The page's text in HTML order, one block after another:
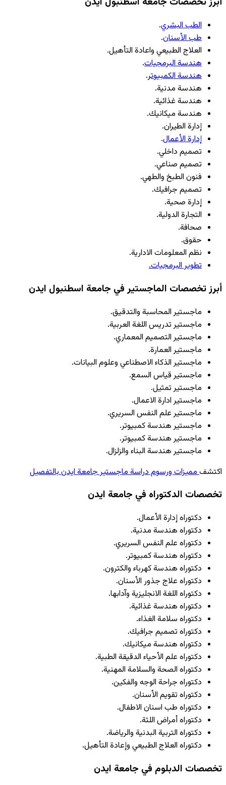
الطب البشري.
طب الأسنان.
العلاج الطبيعي واعادة التأهيل.
هندسة البرمجيات.
هندسة الكمبيوتر.
هندسة مدنية.
هندسة غذائية.
هندسة ميكانيك.
إدارة الطيران.
إدارة الأعمال.
تصميم داخلي.
تصميم صناعي.
فنون الطبخ والطهي.
تصميم جرافيك.
إدارة صحية.
التجارة الدولية.
صحافة.
حقوق.
نظم المعلومات الادارية.
تطوير البرمجيات.
أبرز تخصصات الماجستير في جامعة اسطنبول ايدن
ماجستير المحاسبة والتدقيق.
ماجستير تدريس اللغة العربية.
ماجستير التصميم المعماري.
ماجستير العمارة.
ماجستير الذكاء الاصطناعي وعلوم البيانات.
ماجستير قياس السمع.
ماجستير تمثيل.
ماجستير ادارة الاعمال.
ماجستير علم النفس السريري.
ماجستير هندسة كمبيوتر.
ماجستير هندسة كمبيوتر.
ماجستير هندسة البناء والزلزال.
اكتشفمميزات ورسوم دراسة ماجستير جامعة ايدن بالتفصيل
تخصصات الدكتوراه في جامعة ايدن
دكتوراه إدارة الأعمال.
دكتوراه هندسة مدنية.
دكتوراه علم النفس السريري.
دكتوراه هندسة كمبيوتر.
دكتوراه هندسة كهرباء والكترون.
دكتوراه علاج جذور الأسنان.
دكتوراه اللغة الانجليزية وآدابها.
دكتوراه هندسة غذائية.
دكتوراه سلامة الغذاء.
دكتوراه تصميم جرافيك.
دكتوراه هندسة ميكانيك.
دكتوراه علم الأحياء الدقيقة الطبية.
دكتوراه الصحة والسلامة المهنية.
دكتوراه جراحة الوجه والفكين.
دكتوراه تقويم الأسنان.
دكتوراه طب اسنان الاطفال.
دكتوراه أمراض اللثة.
دكتوراه التربية البدنية والرياضة.
دكتوراه العلاج الطبيعي وإعادة التأهيل.
تخصصات الدبلوم في جامعة ايدن